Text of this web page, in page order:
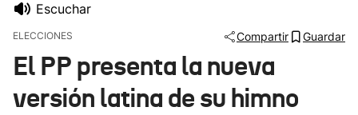
Ikusmiran
Escuchar
ELECCIONES Compartir Guardar
El PP presenta la nueva
versión latina de su himno